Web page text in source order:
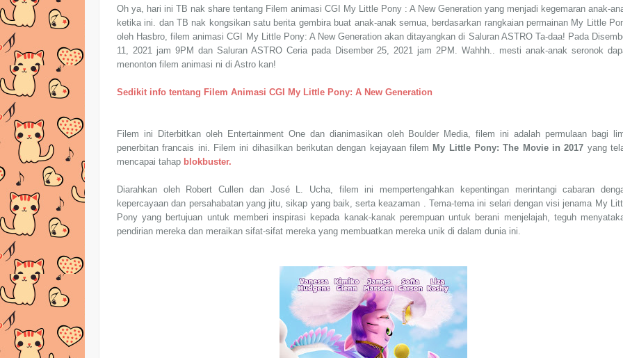
Oh ya, hari ini TB nak share tentang Filem animasi CGI My Little Pony : A New Generation yang menjadi kegemaran anak-
ketika ini. dan TB nak kongsikan satu berita gembira buat anak-anak semua, berdasarkan rangkaian permainan My Little
oleh Hasbro, filem animasi CGI My Little Pony: A New Generation akan ditayangkan di Saluran ASTRO Ta-daa! Pada
11, 2021 jam 9PM dan Saluran ASTRO Ceria pada Disember 25, 2021 jam 2PM. Wahhh.. mesti anak-anak seronok
menonton filem animasi ni di Astro kan!
Sedikit info tentang Filem Animasi CGI My Little Pony: A New Generation
Filem ini Diterbitkan oleh Entertainment One dan dianimasikan oleh Boulder Media, filem ini adalah permulaan bagi
penerbitan francais ini. Filem ini dihasilkan berikutan dengan kejayaan filem My Little Pony: The Movie in 2017 yang
mencapai tahap blokbuster.
Diarahkan oleh Robert Cullen dan José L. Ucha, filem ini mempertengahkan kepentingan merintangi cabaran
kepercayaan dan persahabatan yang jitu, sikap yang baik, serta keazaman . Tema-tema ini selari dengan visi jenama My
Pony yang bertujuan untuk memberi inspirasi kepada kanak-kanak perempuan untuk berani menjelajah, teguh
pendirian mereka dan meraikan sifat-sifat mereka yang membuatkan mereka unik di dalam dunia ini.